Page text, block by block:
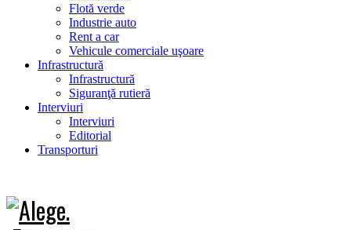
Flotă verde
Industrie auto
Rent a car
Vehicule comerciale uşoare
Infrastructură
Infrastructură
Siguranţă rutieră
Interviuri
Interviuri
Editorial
Transporturi